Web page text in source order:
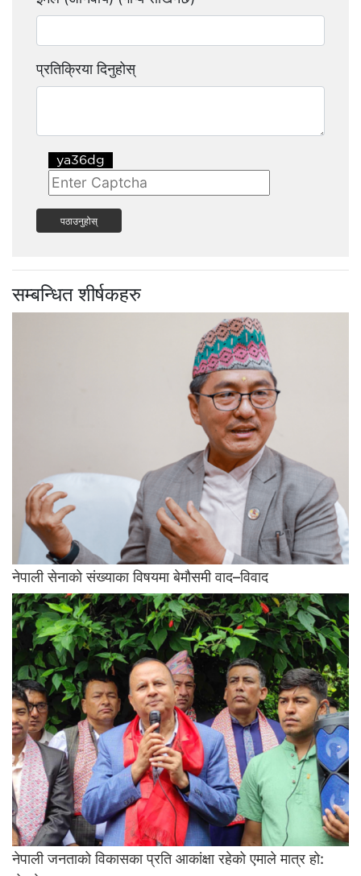
प्रतिक्रिया दिनुहोस्
पठाउनुहोस्
सम्बन्धित शीर्षकहरु
नेपाली सेनाको संख्याका विषयमा बेमौसमी वाद–विवाद
नेपाली जनताको विकासका प्रति आकांक्षा रहेको एमाले मात्र हो: